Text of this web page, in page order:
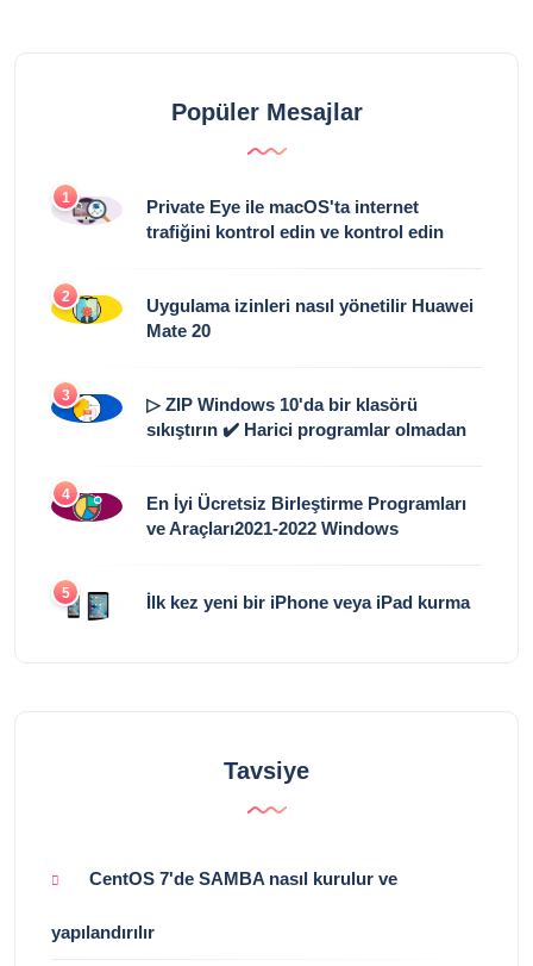
Popüler Mesajlar
1
Private Eye ile macOS'ta internet
trafiğini kontrol edin ve kontrol edin
2
Uygulama izinleri nasıl yönetilir Huawei
Mate 20
3
▷ ZIP Windows 10'da bir klasörü
sıkıştırın ✔️ Harici programlar olmadan
4
En İyi Ücretsiz Birleştirme Programları
ve Araçları2021-2022 Windows
5 İlk kez yeni bir iPhone veya iPad kurma
Tavsiye
CentOS 7'de SAMBA nasıl kurulur ve
yapılandırılır